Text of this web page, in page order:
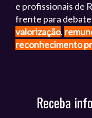
e profissionais de
frente para
valorização,
reconhecimento
Receba